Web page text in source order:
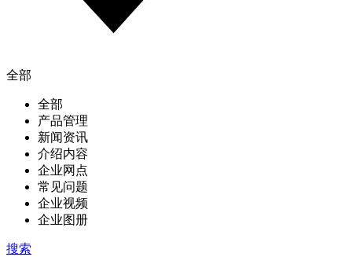
全部
全部
产品管理
新闻资讯
介绍内容
企业网点
常见问题
企业视频
企业图册
搜索